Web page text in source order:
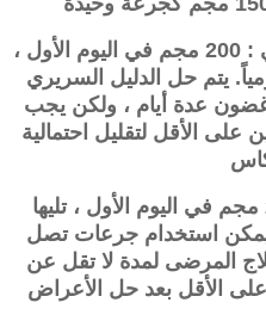
داء المبيضات الفموي البلعومي : 200 مجم في اليوم الأول ،
يومياً. يتم حل الدليل السريري
عدة أيام ، ولكن يجب
على الأقل لتقليل احتمالية
داء المبيضات المريئي : 200 مجم في اليوم الأول ، تليها
يمكن استخدام جرعات تصل
علاج المرضى لمدة لا تقل عن
على الأقل بعد حل الأعراض